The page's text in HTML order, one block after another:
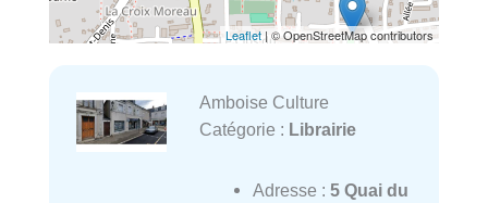
Leaflet | © OpenStreetMap contributors
Amboise Culture
Catégorie : Librairie
Adresse : 5 Quai du